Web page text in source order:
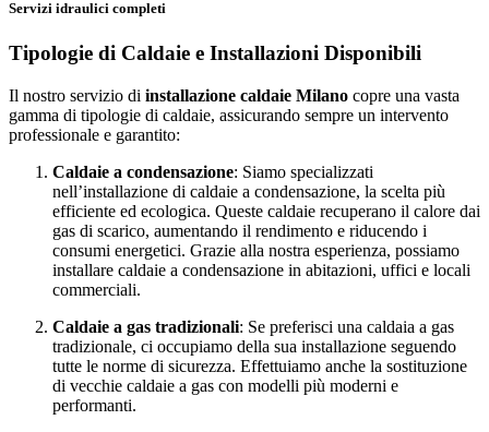
Servizi idraulici completi
Tipologie di Caldaie e Installazioni Disponibili
Il nostro servizio di installazione caldaie Milano copre una vasta
gamma di tipologie di caldaie, assicurando sempre un intervento
professionale e garantito:
Caldaie a condensazione: Siamo specializzati
nell’installazione di caldaie a condensazione, la scelta più
efficiente ed ecologica. Queste caldaie recuperano il calore dai
gas di scarico, aumentando il rendimento e riducendo i
consumi energetici. Grazie alla nostra esperienza, possiamo
installare caldaie a condensazione in abitazioni, uffici e locali
commerciali.
Caldaie a gas tradizionali: Se preferisci una caldaia a gas
tradizionale, ci occupiamo della sua installazione seguendo
tutte le norme di sicurezza. Effettuiamo anche la sostituzione
di vecchie caldaie a gas con modelli più moderni e
performanti.